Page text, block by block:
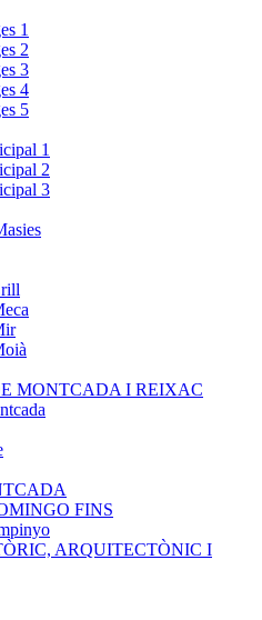
1
2
3
4
5
1
2
3
MONTCADA I REIXAC
FINS
ARQUITECTÒNIC I